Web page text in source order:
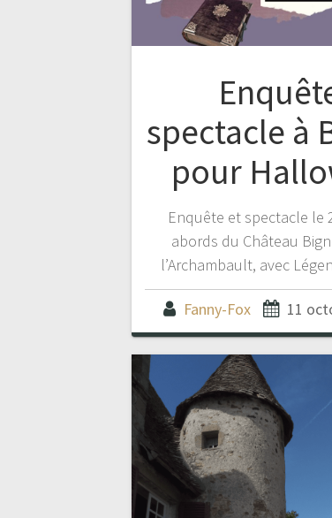
spectacle à
pour
Enquête et spectacle le
abords du Château
l’Archambault, avec
Fanny-Fox 11